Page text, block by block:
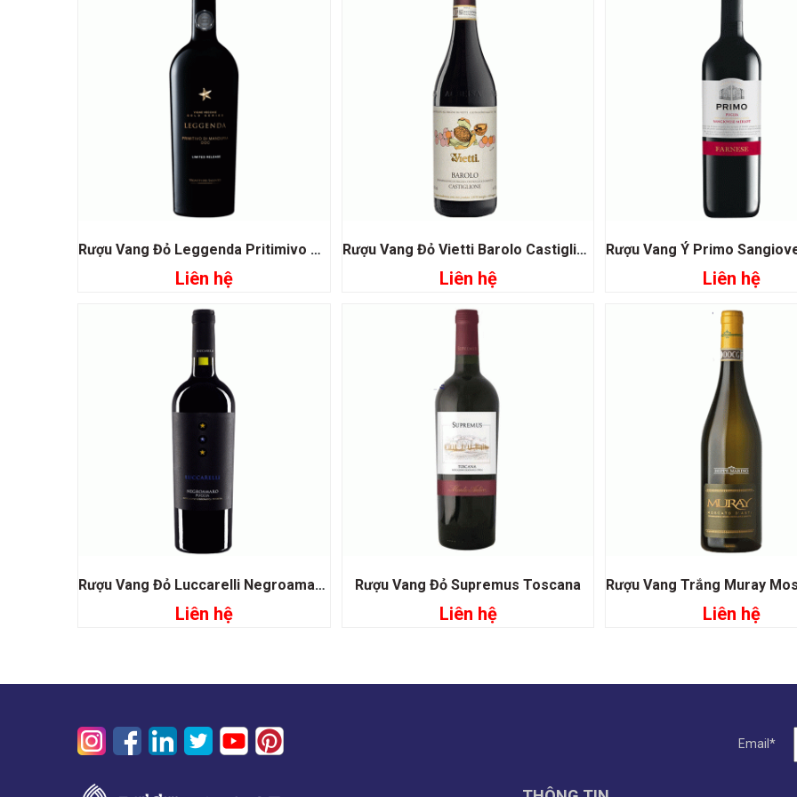
Đọc tiếp
Rượu Vang Đỏ Leggenda Pritimivo Di Manduria Doc
Liên hệ
Đọc tiếp
Rượu Vang Đỏ Vietti Barolo Castiglione
Liên hệ
Đọc tiếp
Liên hệ
Đọc tiếp
Rượu Vang Đỏ Luccarelli Negroamaro
Liên hệ
Đọc tiếp
Rượu Vang Đỏ Supremus Toscana
Liên hệ
Đọc tiếp
Liên hệ
Email*